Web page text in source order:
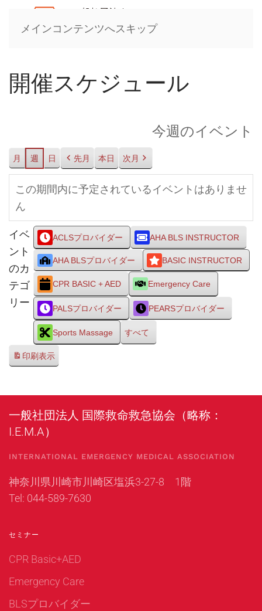
メインコンテンツへスキップ
開催スケジュール
今週のイベント
月 週 日 先月 本日 次月
この期間内に予定されているイベントはありませ
ん
イベ
ント
のカ
テゴ
リー
ACLSプロバイダー AHA BLS INSTRUCTOR
AHA BLSプロバイダー BASIC INSTRUCTOR
CPR BASIC + AED Emergency Care
PALSプロバイダー PEARSプロバイダー
Sports Massage すべて
印刷表示
一般社団法人 国際救命救急協会（略称：
I.E.M.A）
INTERNATIONAL EMERGENCY MEDICAL ASSOCIATION
神奈川県川崎市川崎区塩浜3-27-8 1階
Tel: 044-589-7630
セミナー
CPR Basic+AED
Emergency Care
BLSプロバイダー